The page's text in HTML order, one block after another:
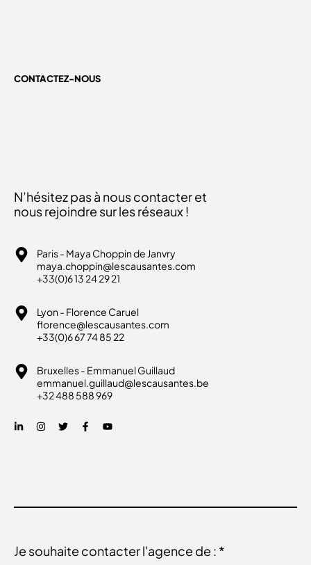
CONTACTEZ-NOUS
N’hésitez pas à nous contacter et
nous rejoindre sur les réseaux !
Paris - Maya Choppin de Janvry
maya.choppin@lescausantes.com
+33(0)6 13 24 29 21
Lyon - Florence Caruel
florence@lescausantes.com
+33(0)6 67 74 85 22
Bruxelles - Emmanuel Guillaud
emmanuel.guillaud@lescausantes.be
+32 488 588 969
Je souhaite contacter l'agence de : *